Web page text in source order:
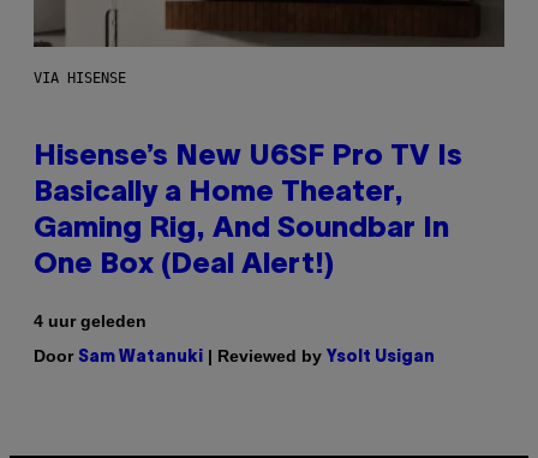
VIA HISENSE
Hisense’s New U6SF Pro TV Is
Basically a Home Theater,
Gaming Rig, And Soundbar In
One Box (Deal Alert!)
4 uur geleden
Door Sam Watanuki | Reviewed by Ysolt Usigan